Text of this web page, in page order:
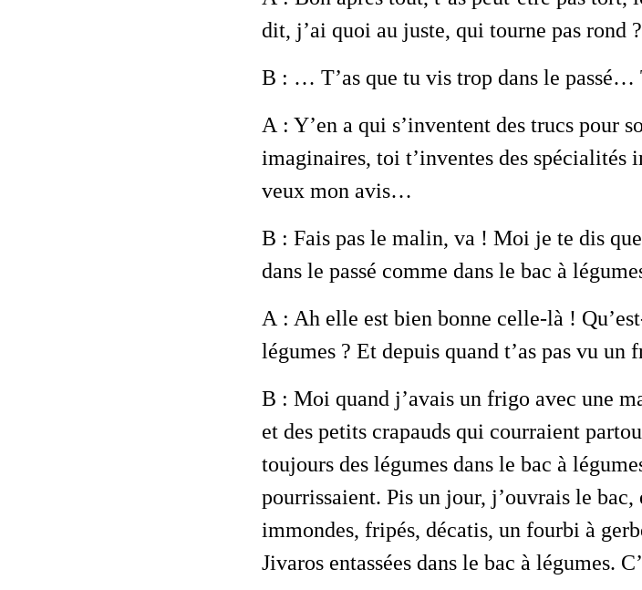
dit, j’ai quoi au juste, qui tourne pas rond ?
B : … T’as que tu vis trop dans le passé…
A : Y’en a qui s’inventent des trucs pour
imaginaires, toi t’inventes des spécialités
veux mon avis…
B : Fais pas le malin, va ! Moi je te dis
dans le passé comme dans le bac à
A : Ah elle est bien bonne celle-là !
légumes ? Et depuis quand t’as pas vu un
B : Moi quand j’avais un frigo avec une
et des petits crapauds qui courraient
toujours des légumes dans le bac à
pourrissaient. Pis un jour, j’ouvrais le
immondes, fripés, décatis, un fourbi à
Jivaros entassées dans le bac à légumes.